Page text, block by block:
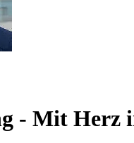
- Mit Herz